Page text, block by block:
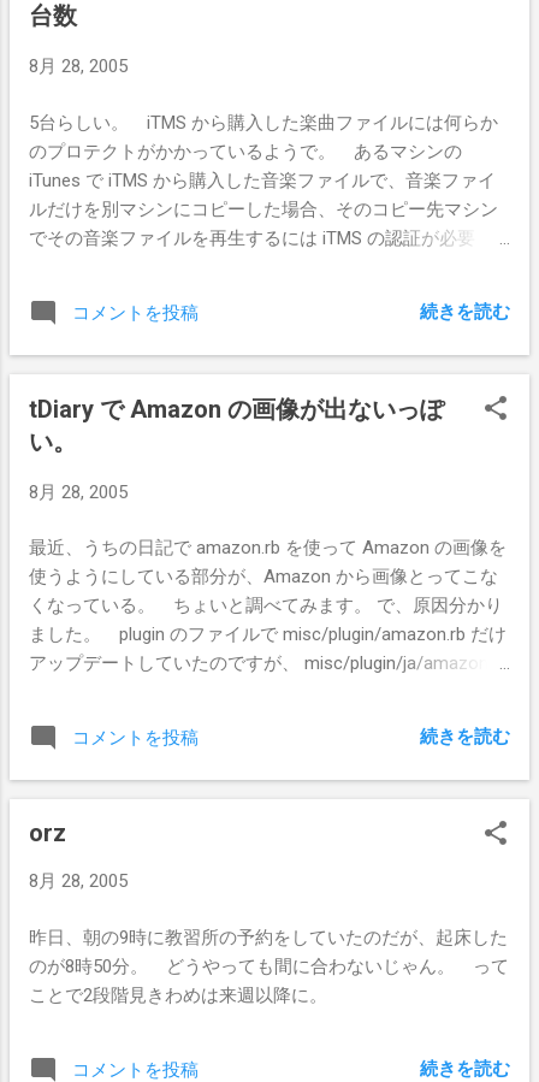
台数
8月 28, 2005
5台らしい。 iTMS から購入した楽曲ファイルには何らか
のプロテクトがかかっているようで。 あるマシンの
iTunes で iTMS から購入した音楽ファイルで、音楽ファイ
ルだけを別マシンにコピーした場合、そのコピー先マシン
でその音楽ファイルを再生するには iTMS の認証が必要
い。
コメントを投稿 続きを読む
tDiary で Amazon の画像が出ないっぽ
い。
8月 28, 2005
最近、うちの日記で amazon.rb を使って Amazon の画像を
使うようにしている部分が、Amazon から画像とってこな
くなっている。 ちょいと調べてみます。 で、原因分かり
ました。 plugin のファイルで misc/plugin/amazon.rb だけ
アップデートしていたのですが、 misc/plugin/ja/amazon.rb
っていうか tDiary を微妙に俺用に改造してしまったので、
最新版にアップグレードするのに苦労しまくり。(特にRSS
生成回りを)
コメントを投稿 続きを読む
orz
8月 28, 2005
昨日、朝の9時に教習所の予約をしていたのだが、起床した
のが8時50分。 どうやっても間に合わないじゃん。 って
ことで2段階見きわめは来週以降に。
コメントを投稿 続きを読む